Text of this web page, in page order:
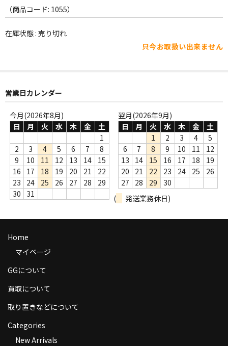
WORLD
その他
Webのみ no.1
Webのみ no.2
Webのみ no.3
Webのみ no.4
売り切れ
Help
送料
商品の発送
返品
コンディション
Privacy Policy
（商品コード: 1055）
在庫状態 : 売り切れ
只今お取扱い出来ません
営業日カレンダー
今月(2026年8月)
日
月 火 水 木 金
土
1
2
3 4 5 6 7
8
9
10 11 12 13 14
15
16
17 18 19 20 21
22
23
24 25 26 27 28
29
30
31
翌月(2026年9月)
日
月 火 水 木 金
土
1
2 3 4
5
6
7 8 9 10 11
12
13
14 15 16 17 18
19
20
21 22 23 24 25
26
27
28 29
30
(
発送業務休日)
Home
マイページ
GGについて
買取について
取り置きなどについて
Categories
New Arrivals